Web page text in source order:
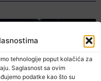
tehnologije poput kolačića za
Saglasnost sa ovim
podatke kao što su